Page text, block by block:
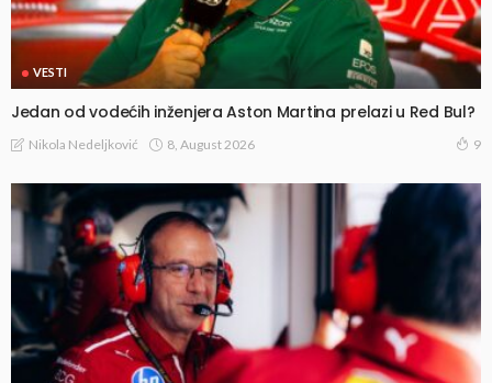
VESTI
Jedan od vodećih inženjera Aston Martina prelazi u Red Bul?
Nikola Nedeljković 8, August 2026 9